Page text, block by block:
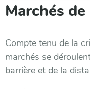
Marchés
Compte tenu de la
marchés se
barrière et de la